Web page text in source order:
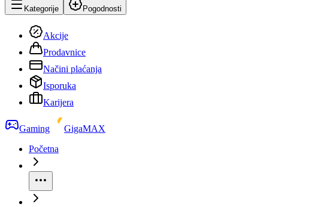
Kategorije Pogodnosti
Akcije
Prodavnice
Načini plaćanja
Isporuka
Karijera
Gaming
GigaMAX
Početna